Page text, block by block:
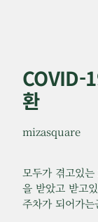
COVID-
환
mizasquare
모두가 겪고있
을 받았고 받고
주차가 되어가